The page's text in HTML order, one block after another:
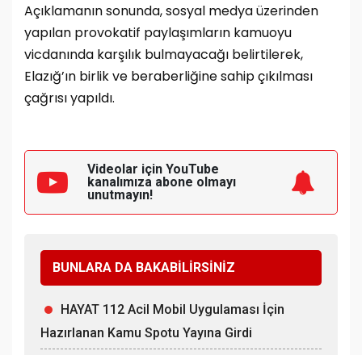
Açıklamanın sonunda, sosyal medya üzerinden
yapılan provokatif paylaşımların kamuoyu
vicdanında karşılık bulmayacağı belirtilerek,
Elazığ’ın birlik ve beraberliğine sahip çıkılması
çağrısı yapıldı.
Videolar için YouTube
kanalımıza abone olmayı
unutmayın!
BUNLARA DA BAKABİLİRSİNİZ
HAYAT 112 Acil Mobil Uygulaması İçin
Hazırlanan Kamu Spotu Yayına Girdi